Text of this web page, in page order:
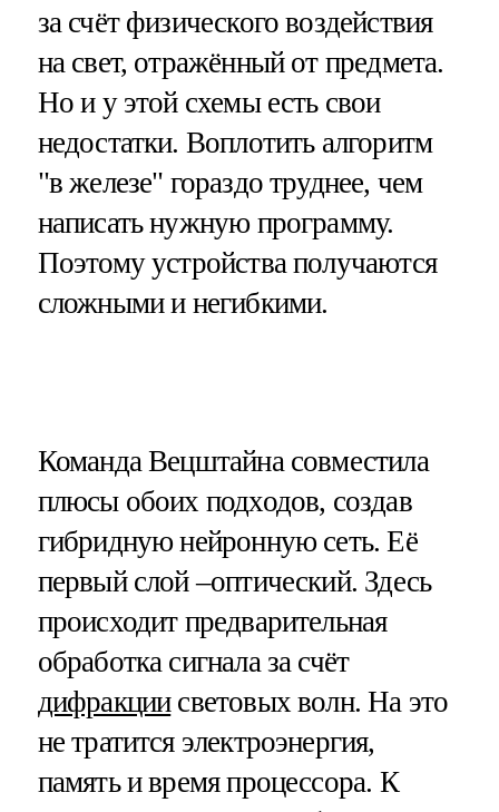
за счёт физического воздействия
на свет, отражённый от предмета.
Но и у этой схемы есть свои
недостатки. Воплотить алгоритм
"в железе" гораздо труднее, чем
написать нужную программу.
Поэтому устройства получаются
сложными и негибкими.
Команда Вецштайна совместила
плюсы обоих подходов, создав
гибридную нейронную сеть. Её
первый слой –оптический. Здесь
происходит предварительная
обработка сигнала за счёт
дифракциисветовых волн. На это
не тратится электроэнергия,
память и время процессора. К